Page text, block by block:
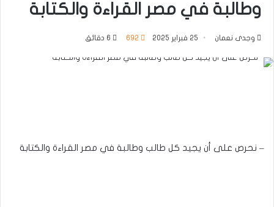
وطالبة في مصر القراءة والكتابة
وجدى نعمان 25 فبراير 2025 692
– نحرص على أن يجيد كل طالب وطالبة في مصر القراءة والكتابة